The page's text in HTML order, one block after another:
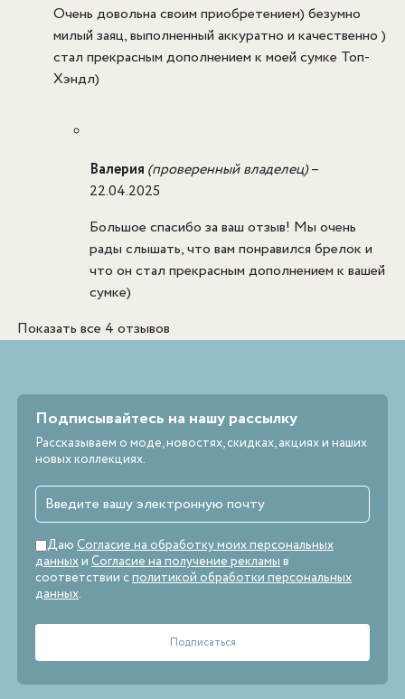
Очень довольна своим приобретением) безумно
милый заяц, выполненный аккуратно и качественно )
стал прекрасным дополнением к моей сумке Топ-
Хэндл)
Валерия (проверенный владелец)–
22.04.2025
Большое спасибо за ваш отзыв! Мы очень
рады слышать, что вам понравился брелок и
что он стал прекрасным дополнением к вашей
сумке)
Показать все 4 отзывов
Подписывайтесь на нашу рассылку
Рассказываем о моде, новостях, скидках, акциях и наших
новых коллекциях.
Даю Согласие на обработку моих персональных
данныхи Согласие на получение рекламы в
соответствии сполитикой обработки персональных
данных.